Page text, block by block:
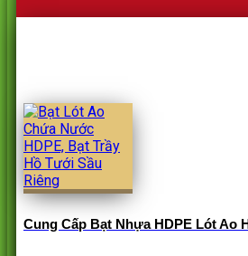
Cung Cấp Bạt Nhựa HDPE Lót Ao